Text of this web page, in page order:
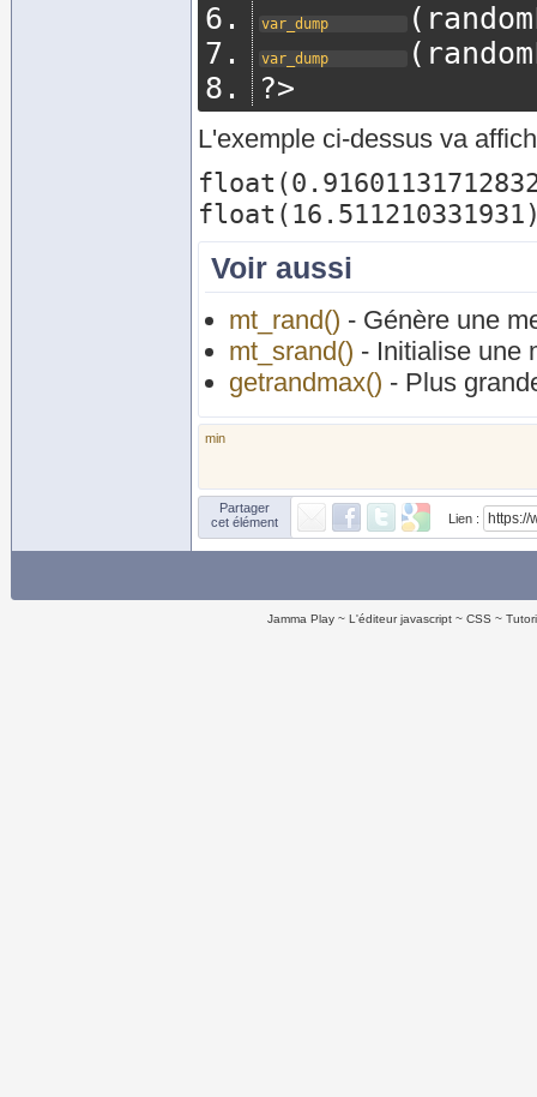
var_dump (
var_dump (
?>
L'exemple ci-dessus va
Voir aussi
mt_rand() - Génère une
mt_srand() - Initialise une
getrandmax() - Plus
min
Partager
cet élément
Lien :
Jamma Play L'éditeur javascript CSS